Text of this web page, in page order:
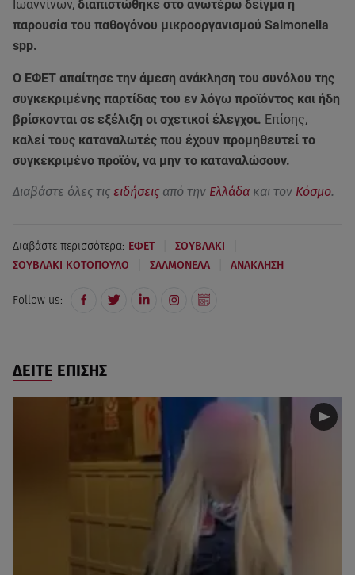
Ιωαννίνων, διαπιστώθηκε στο ανωτέρω δείγμα η
παρουσία του παθογόνου μικροοργανισμού Salmonella
spp.
Ο ΕΦΕΤ απαίτησε την άμεση ανάκληση του συνόλου της
συγκεκριμένης παρτίδας του εν λόγω προϊόντος και ήδη
βρίσκονται σε εξέλιξη οι σχετικοί έλεγχοι. Επίσης,
καλεί τους καταναλωτές που έχουν προμηθευτεί το
συγκεκριμένο προϊόν, να μην το καταναλώσουν.
Διαβάστε όλες τις ειδήσεις από την Ελλάδα και τον Κόσμο.
Διαβάστε περισσότερα: ΕΦΕΤ ΣΟΥΒΛΑΚΙ
ΣΟΥΒΛΑΚΙ ΚΟΤΟΠΟΥΛΟ ΣΑΛΜΟΝΕΛΑ ΑΝΑΚΛΗΣΗ
Follow us:
ΔΕΙΤΕ ΕΠΙΣΗΣ